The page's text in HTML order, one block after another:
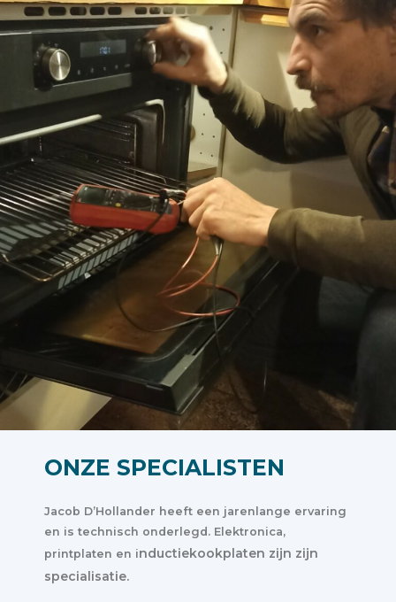
ONZE SPECIALISTEN
Jacob D’Hollander heeft een jarenlange ervaring
en is technisch onderlegd. Elektronica,
printplaten en inductiekookplaten zijn zijn
specialisatie.